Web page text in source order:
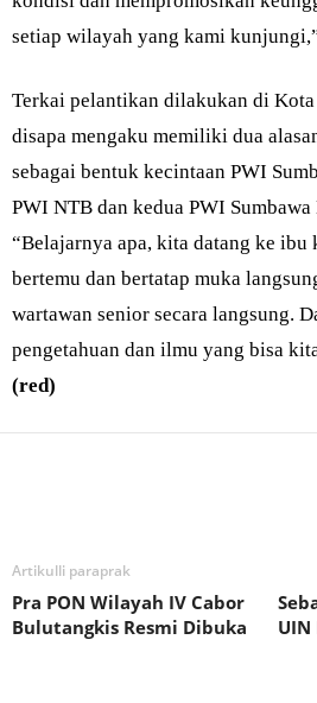
setiap wilayah yang kami
Terkai pelantikan dilakukan di
disapa mengaku memiliki dua
sebagai bentuk kecintaan PWI
PWI NTB dan kedua PWI
“Belajarnya apa, kita datang ke ibu
bertemu dan bertatap muka
wartawan senior secara langsung.
pengetahuan dan ilmu yang bisa
(red)
Artikulli paraprak
Pra PON Wilayah IV Cabor
Bulutangkis Resmi Dibuka